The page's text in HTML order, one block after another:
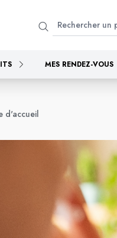
MES RENDEZ-VOUS
d'accueil